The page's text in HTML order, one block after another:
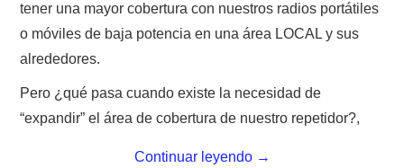
tener una mayor cobertura con nuestros radios portátiles
o móviles de baja potencia en una área LOCAL y sus
alrededores.
Pero ¿qué pasa cuando existe la necesidad de
“expandir” el área de cobertura de nuestro repetidor?,
Continuar leyendo →